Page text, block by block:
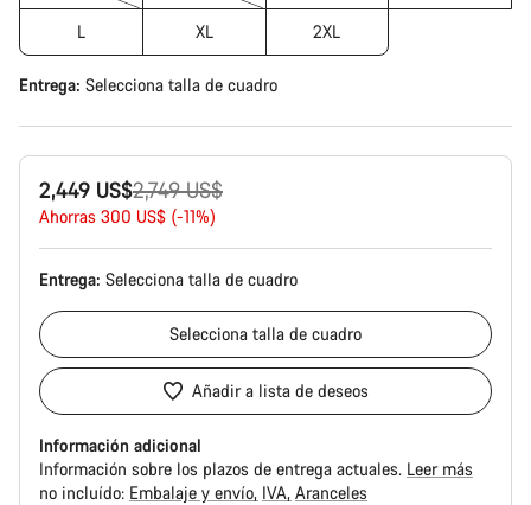
L XL 2XL
Entrega: Selecciona talla de cuadro
2,449 US$
Precio
original
2,749 US$
Ahorras 300 US$ (-11%)
Entrega: Selecciona talla de cuadro
Selecciona talla de cuadro
Añadir a lista de deseos
Información adicional
Información sobre los plazos de entrega actuales. Leer más
no incluído: Embalaje y envío IVA Aranceles